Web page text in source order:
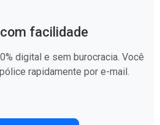
facilidade
digital e sem burocracia. Você
rapidamente por e-mail.